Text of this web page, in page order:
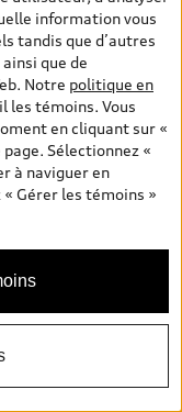
information vous
tandis que d’autres
que de
Notre politique en
les témoins. Vous
en cliquant sur «
Sélectionnez «
à naviguer en
Gérer les témoins »